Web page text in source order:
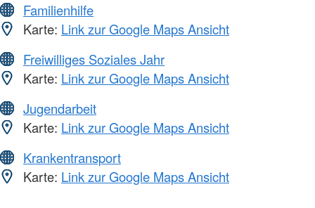
Familienhilfe
Karte: Link zur Google Maps Ansicht
Freiwilliges Soziales Jahr
Karte: Link zur Google Maps Ansicht
Jugendarbeit
Karte: Link zur Google Maps Ansicht
Krankentransport
Karte: Link zur Google Maps Ansicht